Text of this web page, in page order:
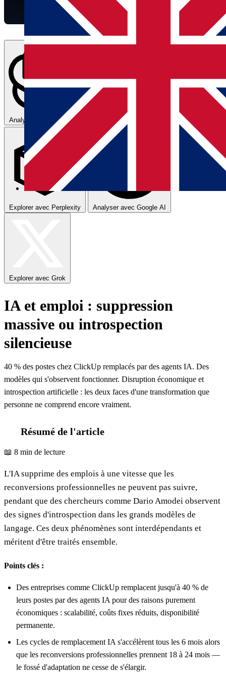
Analyser avec ChatGPT Résumer avec Claude
Explorer avec Perplexity Analyser avec Google AI
Explorer avec Grok
IA et emploi : suppression
massive ou introspection
silencieuse
40 % des postes chez ClickUp remplacés par des agents IA. Des
modèles qui s'observent fonctionner. Disruption économique et
introspection artificielle : les deux faces d'une transformation que
personne ne comprend encore vraiment.
Résumé de l'article
📖 8 min de lecture
L'IA supprime des emplois à une vitesse que les
reconversions professionnelles ne peuvent pas suivre,
pendant que des chercheurs comme Dario Amodei observent
des signes d'introspection dans les grands modèles de
langage. Ces deux phénomènes sont interdépendants et
méritent d'être traités ensemble.
Points clés :
Des entreprises comme ClickUp remplacent jusqu'à 40 % de
leurs postes par des agents IA pour des raisons purement
économiques : scalabilité, coûts fixes réduits, disponibilité
permanente.
Les cycles de remplacement IA s'accélèrent tous les 6 mois alors
que les reconversions professionnelles prennent 18 à 24 mois —
le fossé d'adaptation ne cesse de s'élargir.